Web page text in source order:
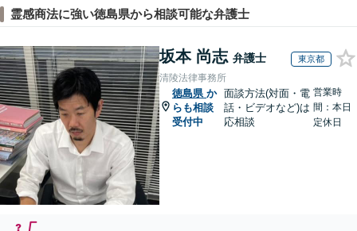
霊感商法に強い徳島県から相談可能な弁護士
坂本 尚志 弁護士 東京都
清陵法律事務所
徳島県 か
らも相談
受付中
面談方法(対面・電
話・ビデオなど)は
応相談
営業時
間：本日
定休日